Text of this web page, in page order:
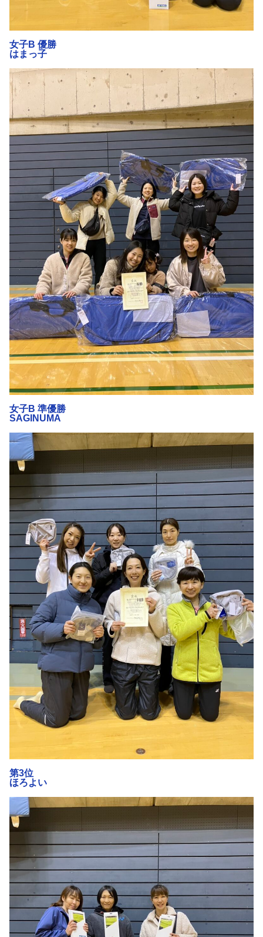
女子B 優勝
はまっ子
女子B 準優勝
SAGINUMA
第3位
ほろよい